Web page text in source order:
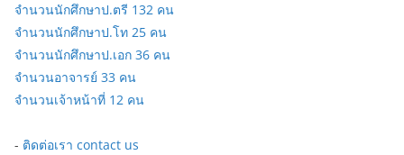
จำนวนนักศึกษาป.ตรี 132 คน
จำนวนนักศึกษาป.โท 25 คน
จำนวนนักศึกษาป.เอก 36 คน
จำนวนอาจารย์ 33 คน
จำนวนเจ้าหน้าที่ 12 คน
- ติดต่อเรา contact us